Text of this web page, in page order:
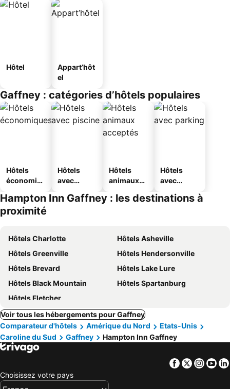
Hôtel
Appart’hôt
el
Gaffney : catégories d’hôtels populaires
Hôtels
économiq
Hôtels
avec
Hôtels
animaux
Hôtels
avec
Hampton Inn Gaffney : les destinations à
proximité
Hôtels Charlotte
Hôtels Asheville
Hôtels Greenville
Hôtels Hendersonville
Hôtels Brevard
Hôtels Lake Lure
Hôtels Black Mountain
Hôtels Spartanburg
Hôtels Fletcher
Voir tous les hébergements pour Gaffney
Comparateur d'hôtels
Amérique du Nord
Etats-Unis
Caroline du Sud
Gaffney Hampton Inn Gaffney
Facebook
Twitter
Choisissez votre pays